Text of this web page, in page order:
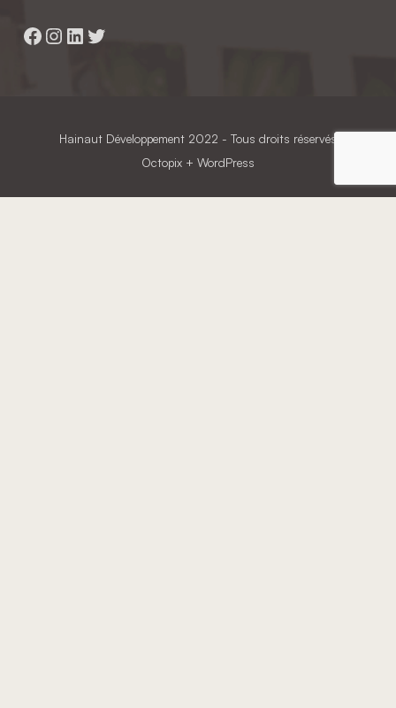
Facebook
Instagram
LinkedIn
Twitter
Hainaut Développement 2022 - Tous droits réservés
Octopix + WordPress